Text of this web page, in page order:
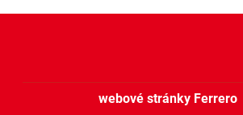
webové stránky Ferrero